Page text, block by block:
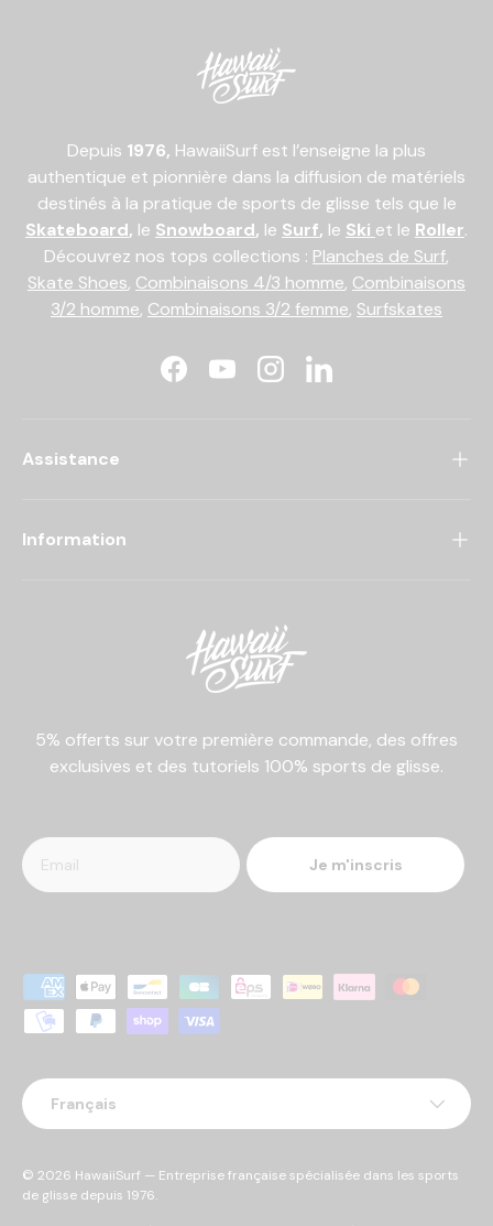
Depuis 1976, HawaiiSurf est l’enseigne la plus
authentique et pionnière dans la diffusion de matériels
destinés à la pratique de sports de glisse tels que le
Skateboard, le Snowboard, le Surf, le Ski et le Roller.
Découvrez nos tops collections : Planches de Surf,
Skate Shoes, Combinaisons 4/3 homme, Combinaisons
3/2 homme, Combinaisons 3/2 femme, Surfskates
FacebookYouTubeInstagramLinkedIn
Assistance
Information
5% offerts sur votre première commande, des offres
exclusives et des tutoriels 100% sports de glisse.
Je m'inscris
Moyens de paiement acceptés
Langue
Français
© 2026 HawaiiSurf — Entreprise française spécialisée dans les sports
de glisse depuis 1976.